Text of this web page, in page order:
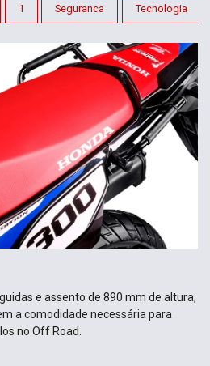
1 Seguranca Tecnologia
e assento de 890 mm de altura,
a comodidade necessária para
no Off Road.